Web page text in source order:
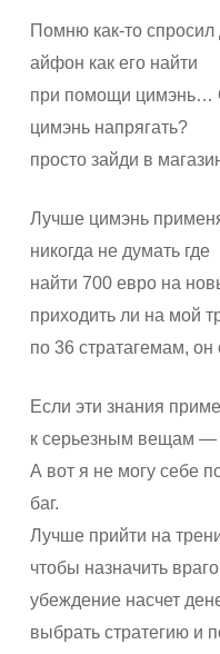
Помню как-то
айфон как его найти
при помощи цимэнь…
цимэнь напрягать?
просто зайди в
Лучше цимэнь
никогда не думать где
найти 700 евро на
приходить ли на мой
по 36 стратагемам, он
Если эти знания
к серьезным вещам —
А вот я не могу себе
баг.
Лучше прийти на
чтобы назначить
убеждение насчет
выбрать стратегию и